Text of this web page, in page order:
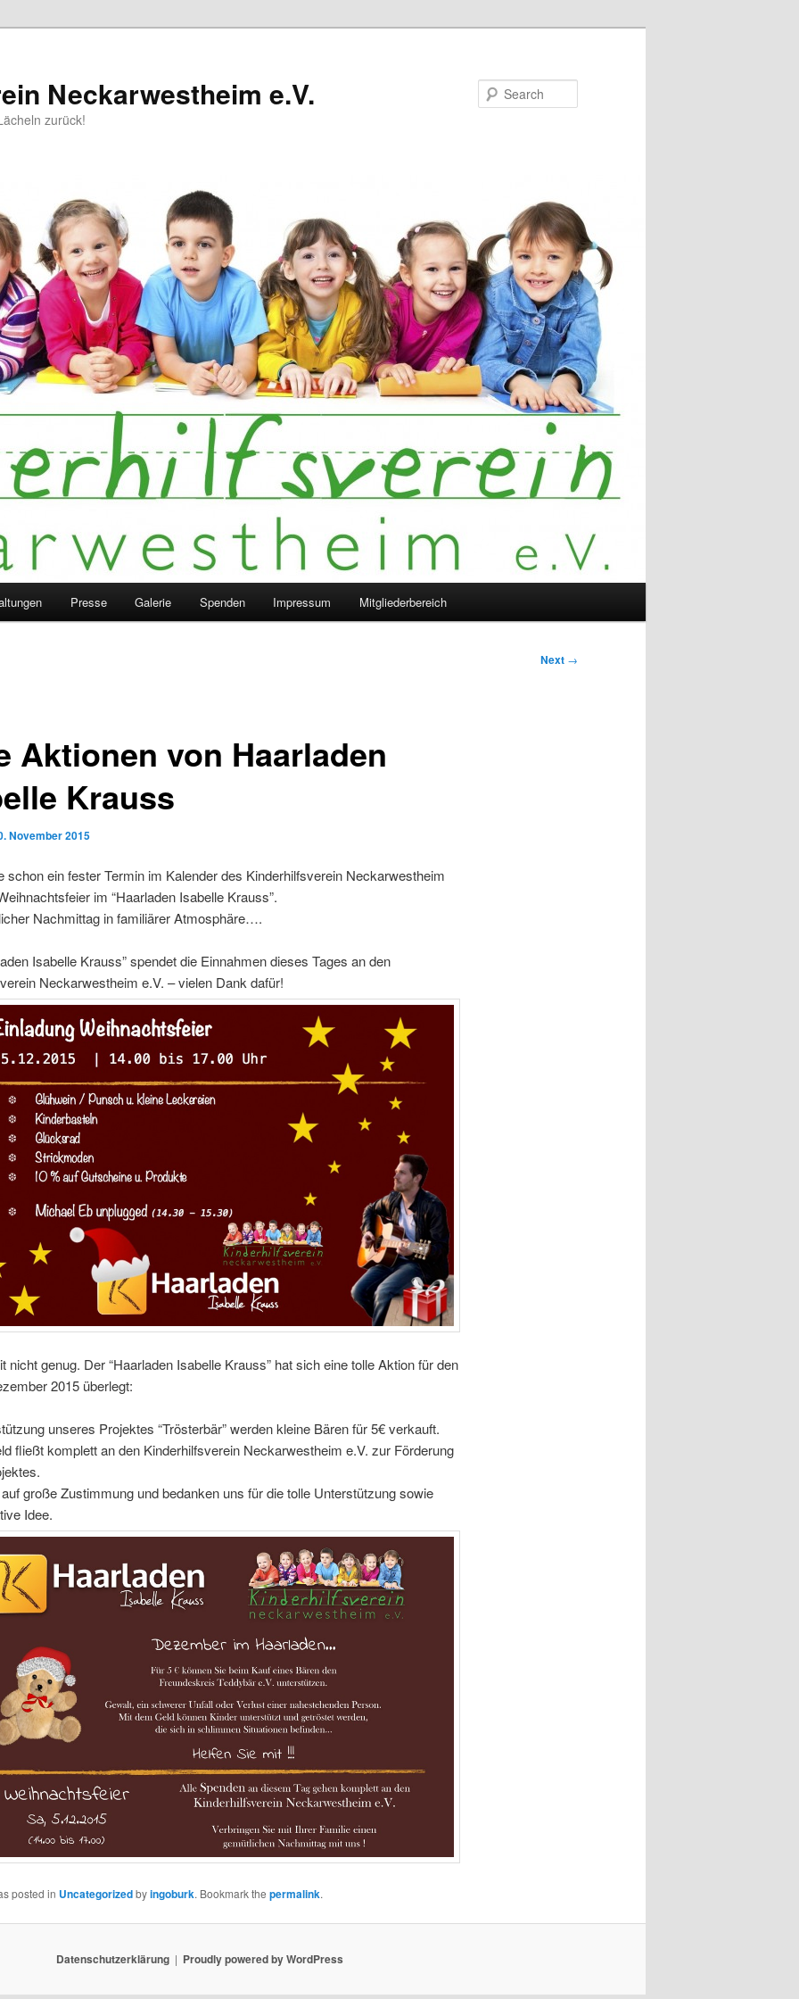
Neckarwestheim e.V.
zurück!
Presse Galerie Spenden Impressum Mitgliederbereich
Next →
Aktionen von Haarladen
Krauss
November 2015
schon ein fester Termin im Kalender des Kinderhilfsverein Neckarwestheim
im “Haarladen Isabelle Krauss”.
Nachmittag in familiärer Atmosphäre….
Isabelle Krauss” spendet die Einnahmen dieses Tages an den
Neckarwestheim e.V. – vielen Dank dafür!
nicht genug. Der “Haarladen Isabelle Krauss” hat sich eine tolle Aktion für den
2015 überlegt:
unseres Projektes “Trösterbär” werden kleine Bären für 5€ verkauft.
fließt komplett an den Kinderhilfsverein Neckarwestheim e.V. zur Förderung
große Zustimmung und bedanken uns für die tolle Unterstützung sowie
Idee.
posted in Uncategorizedbyingoburk. Bookmark the permalink.
Datenschutzerklärung Proudly powered by WordPress